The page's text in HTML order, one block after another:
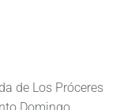
de Los Próceres